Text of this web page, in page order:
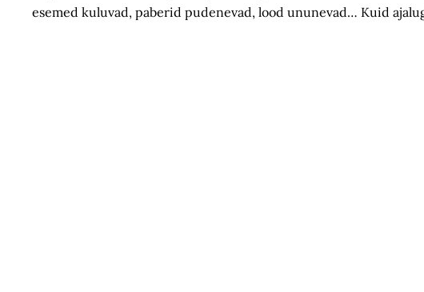
esemed kuluvad, paberid pudenevad, lood ununevad… Kuid